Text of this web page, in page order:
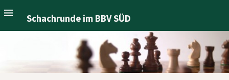
Schachrunde im BBV SÜD